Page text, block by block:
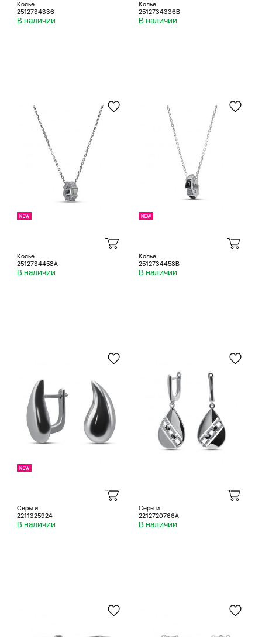
Колье
2512734336
В наличии
Колье
2512734336B
В наличии
Колье
2512734458A
В наличии
Колье
2512734458B
В наличии
Серьги
2211325924
В наличии
Серьги
2212720766A
В наличии